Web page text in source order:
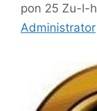
pon 25 Zu-l-
Administrator